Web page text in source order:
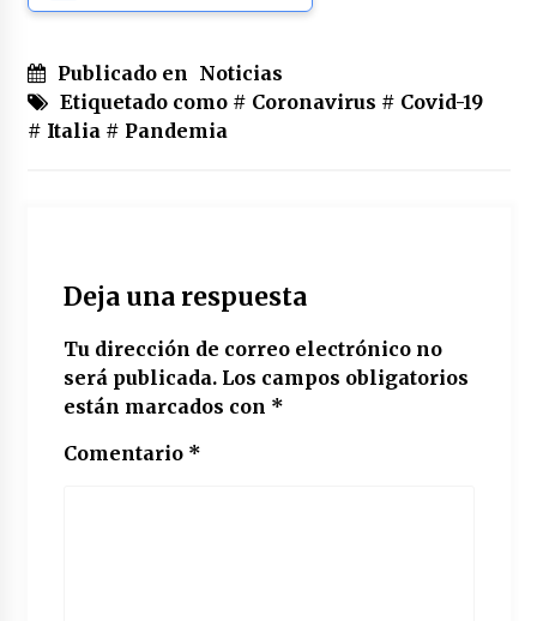
Publicado en Noticias
Etiquetado como # Coronavirus # Covid-19
# Italia # Pandemia
Deja una respuesta
Tu dirección de correo electrónico no
será publicada. Los campos obligatorios
están marcados con *
Comentario *